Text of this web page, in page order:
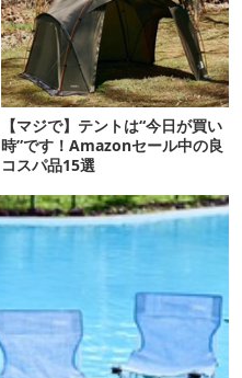
【マジで】テントは“今日が買い
時”です！Amazonセール中の良
コスパ品15選